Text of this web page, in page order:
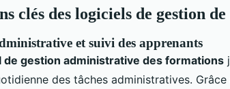
clés des logiciels de gestion
et suivi des apprenants
de gestion administrative des formations
des tâches administratives. Grâce